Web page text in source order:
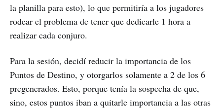
la planilla para esto), lo que permitiría a los jugadores
rodear el problema de tener que dedicarle 1 hora a
realizar cada conjuro.
Para la sesión, decidí reducir la importancia de los
Puntos de Destino, y otorgarlos solamente a 2 de los 6
pregenerados. Esto, porque tenía la sospecha de que,
sino, estos puntos iban a quitarle importancia a las otras